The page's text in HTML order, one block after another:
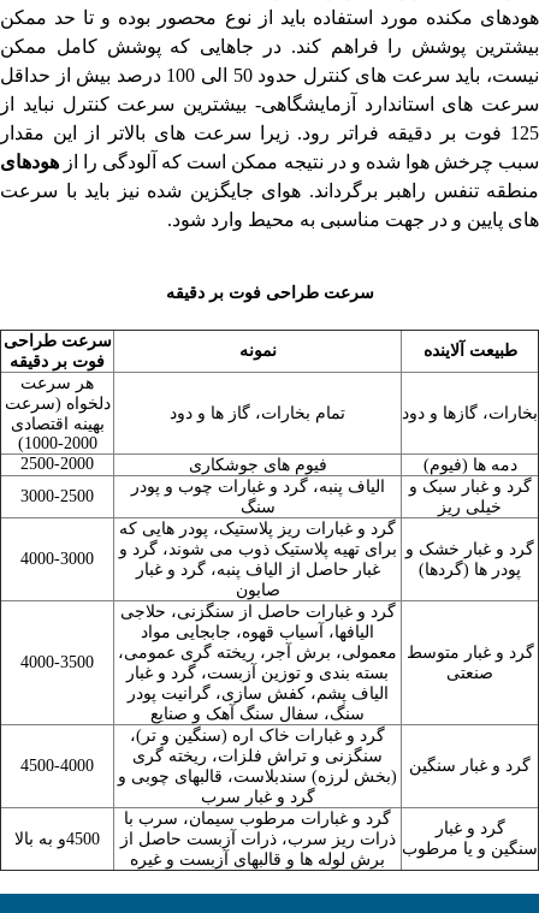
هودهای مکنده مورد استفاده باید از نوع محصور بوده و تا حد ممکن
بیشترین پوشش را فراهم کند. در جاهایی که پوشش کامل ممکن
نیست، باید سرعت های کنترل حدود 50 الی 100 درصد بیش از حداقل
سرعت های استاندارد آزمایشگاهی- بیشترین سرعت کنترل نباید از
125 فوت بر دقیقه فراتر رود. زیرا سرعت های بالاتر از این مقدار
سبب چرخش هوا شده و در نتیجه ممکن است که آلودگی را از هودهای
منطقه تنفس راهبر برگرداند. هوای جایگزین شده نیز باید با سرعت
های پایین و در جهت مناسبی به محیط وارد شود.
سرعت طراحی فوت بر دقیقه
طبیعت آلاینده نمونه
سرعت طراحی
فوت بر دقیقه
بخارات، گازها و دود تمام بخارات، گاز ها و دود
هر سرعت
دلخواه (سرعت
بهینه اقتصادی
2000-1000)
دمه ها (فیوم)
فیوم های جوشکاری
2500-2000
گرد و غبار سبک و
خیلی ریز
الیاف پنبه، گرد و غبارات چوب و پودر
سنگ
3000-2500
گرد و غبار خشک و
پودر ها (گردها)
گرد و غبارات ریز پلاستیک، پودر هایی که
برای تهیه پلاستیک ذوب می شوند، گرد و
غبار حاصل از الیاف پنبه، گرد و غبار
صابون
4000-3000
گرد و غبار متوسط
صنعتی
گرد و غبارات حاصل از سنگزنی، حلاجی
الیافها، آسیاب قهوه، جابجایی مواد
معمولی، برش آجر، ریخته گری عمومی،
بسته بندی و توزین آزبست، گرد و غبار
الیاف پشم، کفش سازی، گرانیت پودر
سنگ، سفال سنگ آهک و صنایع
4000-3500
گرد و غبار سنگین
گرد و غبارات خاک اره (سنگین و تر)،
سنگزنی و تراش فلزات، ریخته گری
(بخش لرزه) سندبلاست، قالبهای چوبی و
گرد و غبار سرب
4500-4000
گرد و غبار
سنگین و یا مرطوب
گرد و غبارات مرطوب سیمان، سرب با
ذرات ریز سرب، ذرات آزبست حاصل از
برش لوله ها و قالبهای آزبست و غیره
4500و به بالا